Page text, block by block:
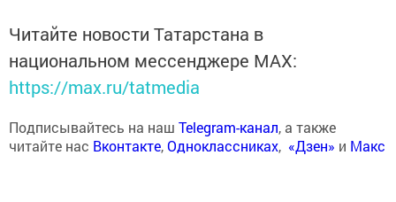
Читайте новости Татарстана в
национальном мессенджере MАХ:
https://max.ru/tatmedia
Подписывайтесь на наш Telegram-канал, а также
читайте нас Вконтакте,Одноклассниках, «Дзен» и Макс